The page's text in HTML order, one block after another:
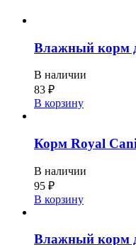
Влажный корм
В наличии
83 ₽
В корзину
Корм Royal
В наличии
95 ₽
В корзину
Влажный корм